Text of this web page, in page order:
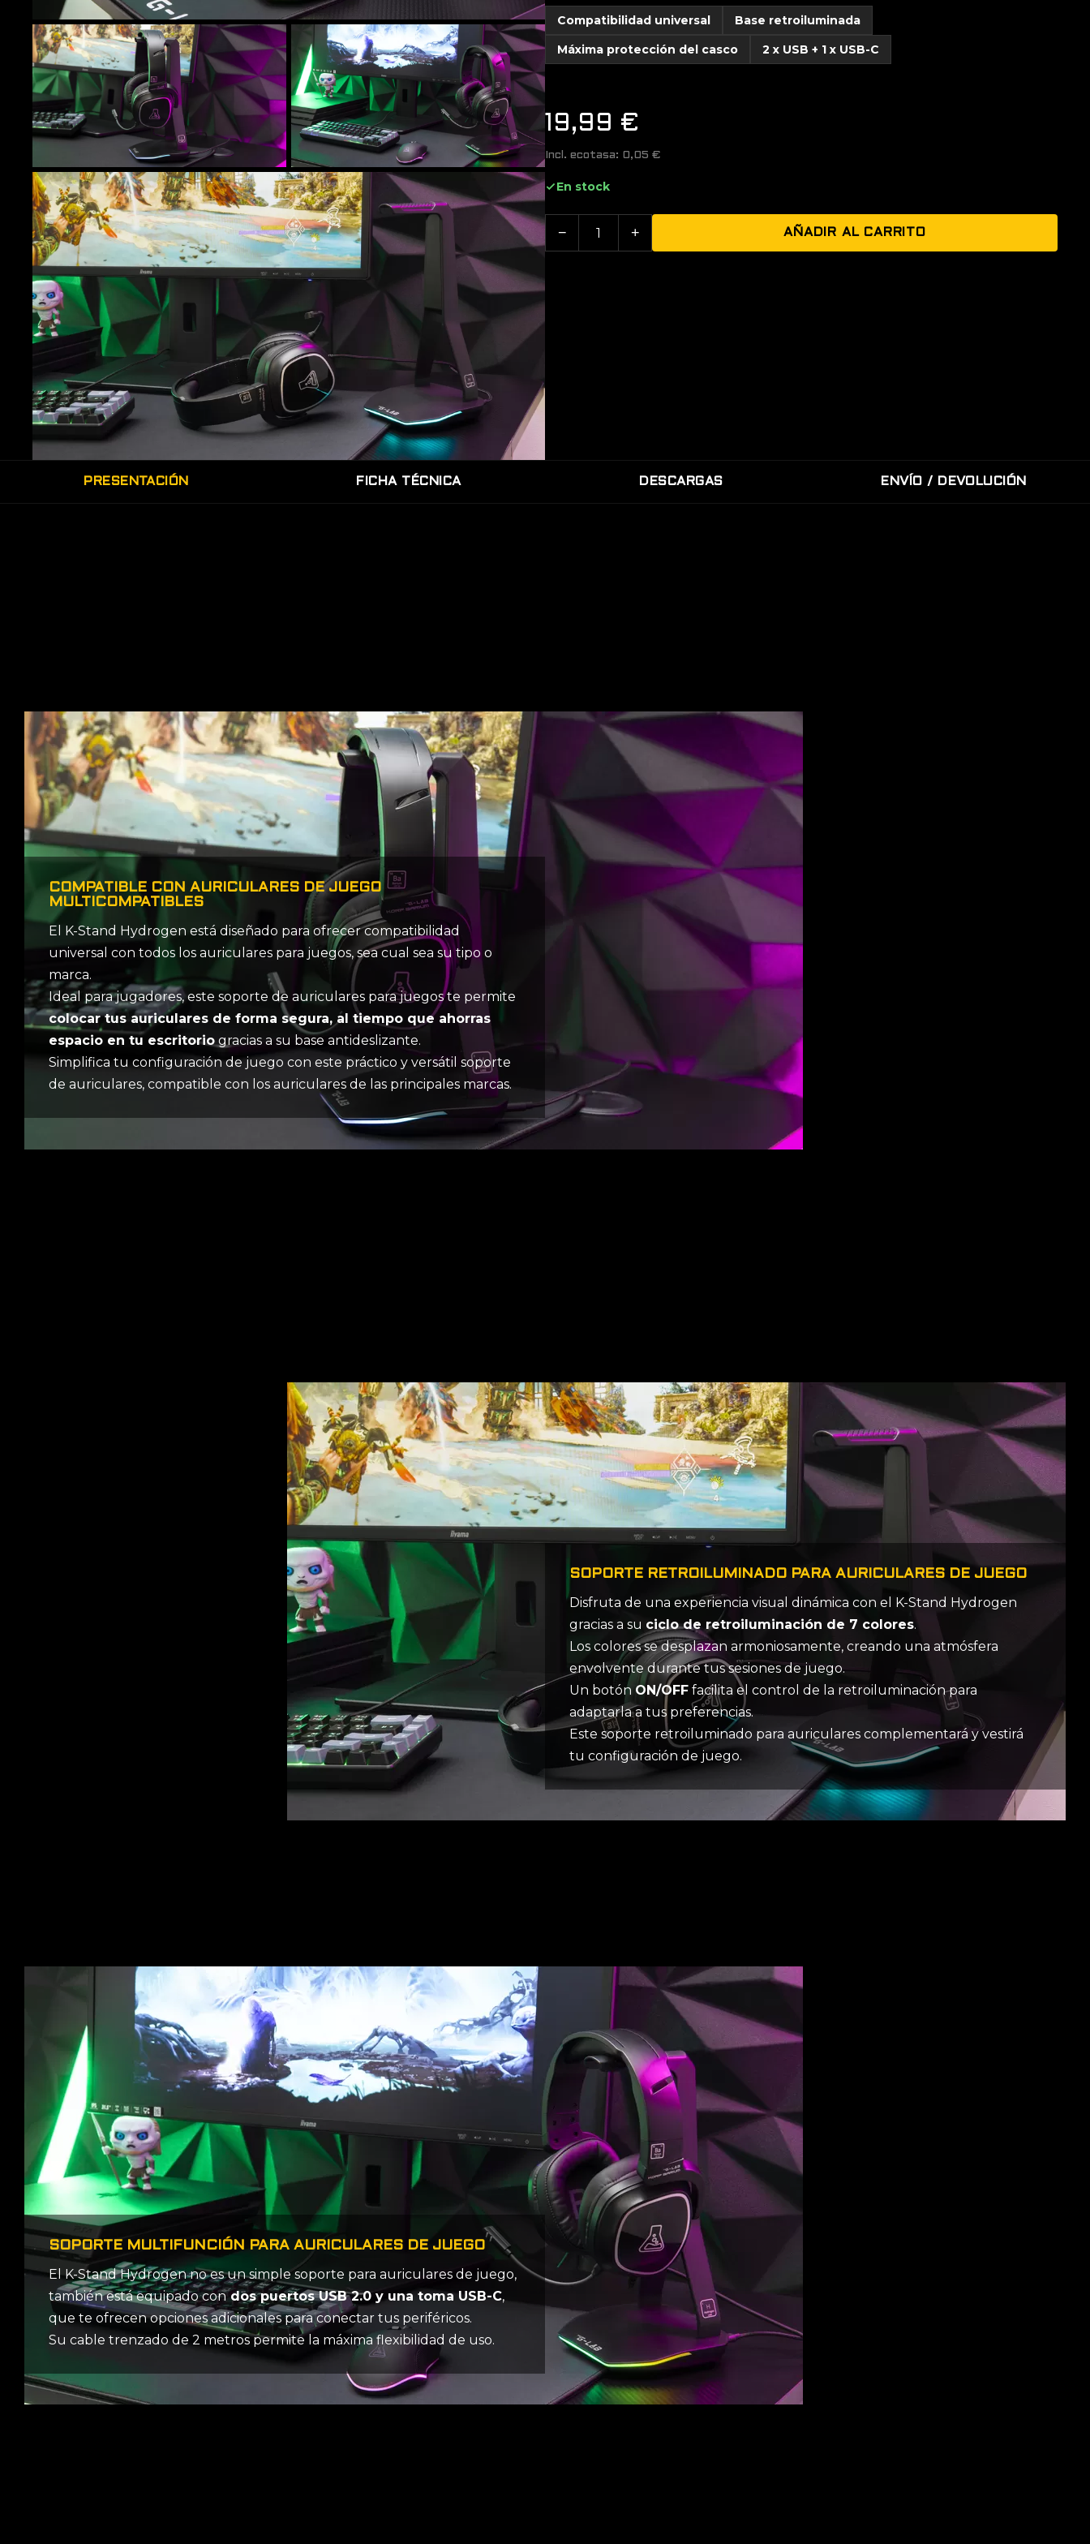
Compatibilidad universal
Base retroiluminada
Máxima protección del casco
2 x USB + 1 x USB-C
19,99 €
Incl. ecotasa: 0,05 €
En stock
− + AÑADIR AL CARRITO
PRESENTACIÓN FICHA TÉCNICA DESCARGAS ENVÍO / DEVOLUCIÓN
COMPATIBLE CON AURICULARES DE JUEGO
MULTICOMPATIBLES
El K-Stand Hydrogen está diseñado para ofrecer compatibilidad
universal con todos los auriculares para juegos, sea cual sea su tipo o
marca.
Ideal para jugadores, este soporte de auriculares para juegos te permite
colocar tus auriculares de forma segura, al tiempo que ahorras
espacio en tu escritorio gracias a su base antideslizante.
Simplifica tu configuración de juego con este práctico y versátil soporte
de auriculares, compatible con los auriculares de las principales marcas.
SOPORTE RETROILUMINADO PARA AURICULARES DE JUEGO
Disfruta de una experiencia visual dinámica con el K-Stand Hydrogen
gracias a su ciclo de retroiluminación de 7 colores.
Los colores se desplazan armoniosamente, creando una atmósfera
envolvente durante tus sesiones de juego.
Un botón ON/OFF facilita el control de la retroiluminación para
adaptarla a tus preferencias.
Este soporte retroiluminado para auriculares complementará y vestirá
tu configuración de juego.
SOPORTE MULTIFUNCIÓN PARA AURICULARES DE JUEGO
El K-Stand Hydrogen no es un simple soporte para auriculares de juego,
también está equipado condos puertos USB 2.0 y una toma USB-C,
que te ofrecen opciones adicionales para conectar tus periféricos.
Su cable trenzado de 2 metros permite la máxima flexibilidad de uso.